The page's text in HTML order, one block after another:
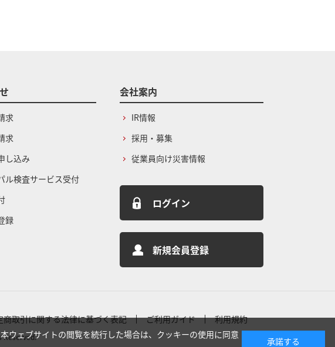
求
求
し込み
ル検査サービス受付
録
会社案内
IR情報
採用・募集
従業員向け災害情報
ログイン
新規会員登録
商取引に関する法律に基づく表記 ご利用ガイド 利用規約
Reserved.
ウェブサイトの閲覧を続行した場合は、クッキーの使用に同意
承諾する